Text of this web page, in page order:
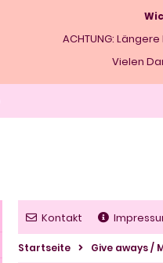
ACHTUNG:
Vielen
Kontakt
Startseite Give aways /